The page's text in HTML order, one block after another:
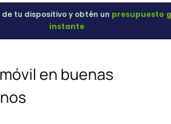
tu dispositivo y obtén un presupuesto
instante
en buenas